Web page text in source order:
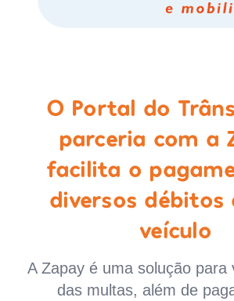
O Portal do
parceria com a
facilita o
diversos débitos
veículo
A Zapay é uma solução para
das multas, além de